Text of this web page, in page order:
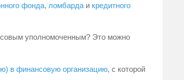
фонда, ломбарда и кредитного
уполномоченным? Это можно
в финансовую организацию, с которой